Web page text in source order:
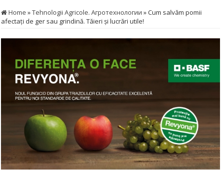
Home »Tehnologii Agricole. Агротехнологии »Cum salvăm pomii
afectaţi de ger sau grindină. Tăieri şi lucrări utile!